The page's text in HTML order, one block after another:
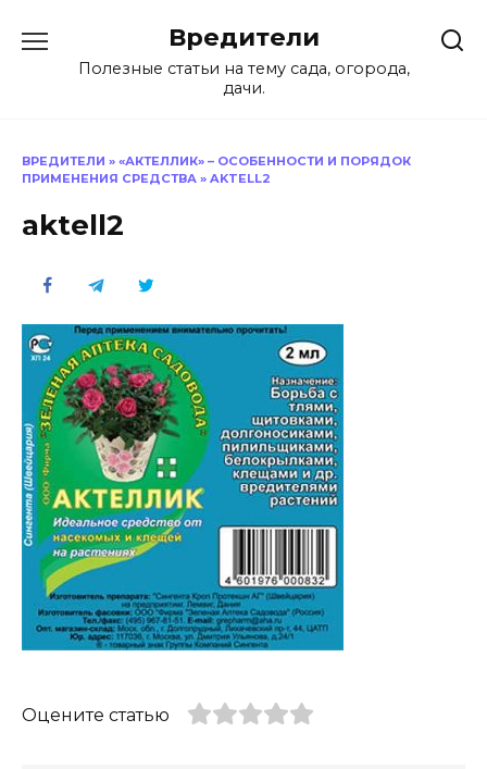
содержанию
Вредители
Полезные статьи на тему сада, огорода,
дачи.
ВРЕДИТЕЛИ » «АКТЕЛЛИК» – ОСОБЕННОСТИ И ПОРЯДОК
ПРИМЕНЕНИЯ СРЕДСТВА » AKTELL2
aktell2
Оцените статью